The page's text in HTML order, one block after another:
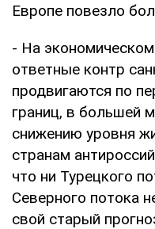
Европе повезло
- На
ответные контр
продвигаются по
границ, в большей
снижению уровня
странам
что ни Турецкого
Северного потока
свой старый